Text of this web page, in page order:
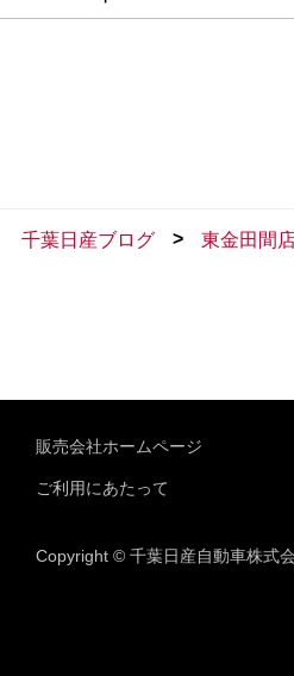
千葉日産ブログ > 東金田間
販売会社ホームページ
ご利用にあたって
Copyright © 千葉日産自動車株式